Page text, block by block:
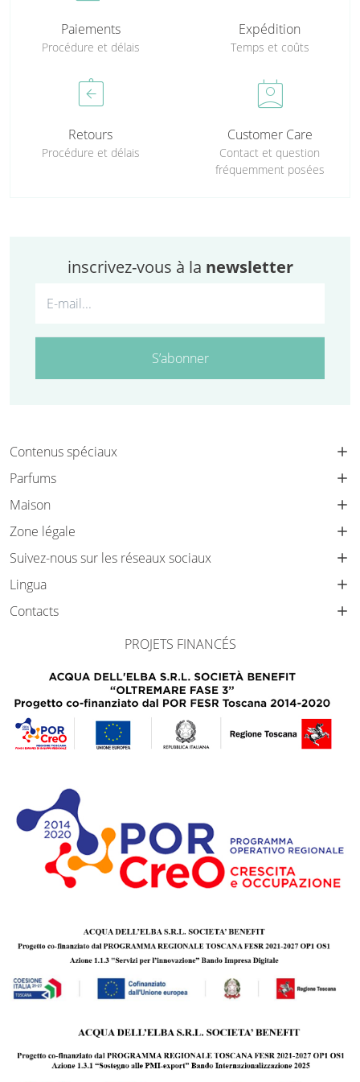
Paiements
Procédure et délais
Expédition
Temps et coûts
assignment_return
Retours
Procédure et délais
perm_contact_calendar
Customer Care
Contact et question
fréquemment posées
inscrivez-vous à la newsletter
S’abonner
Contenus spéciaux
Parfums
Maison
Zone légale
Suivez-nous sur les réseaux sociaux
Lingua
Contacts
PROJETS FINANCÉS